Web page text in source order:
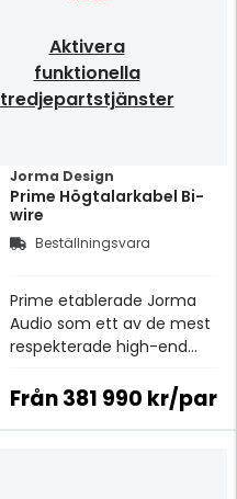
Aktivera
funktionella
tredjepartstjänster
Jorma Design
Prime Högtalarkabel Bi-
wire
Beställningsvara
Prime etablerade Jorma
Audio som ett av de mest
respekterade high-end
Från381 990 kr/par